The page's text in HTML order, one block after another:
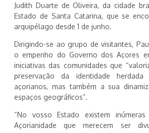
Judith Duarte de Oliveira, da cidade
Estado de Santa Catarina, que se
arquipélago desde 1 de junho.
Dirigindo-se ao grupo de visitantes,
o empenho do Governo dos Açores
iniciativas das comunidades que
preservação da identidade herdada
açorianos, mas também a sua
espaços geográficos”.
“No vosso Estado existem inúmeras
Açorianidade que merecem ser